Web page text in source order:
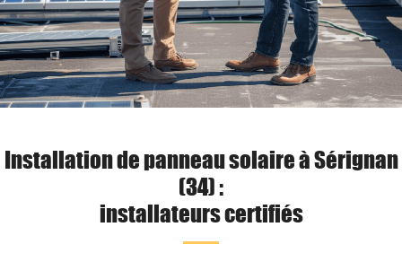
Installation de panneau solaire à Sérignan
(34) :
installateurs certifiés